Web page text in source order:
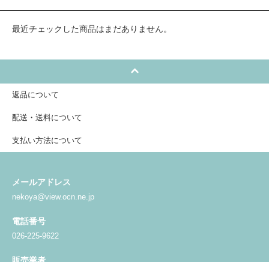
最近チェックした商品はまだありません。
返品について
配送・送料について
支払い方法について
メールアドレス
nekoya@view.ocn.ne.jp
電話番号
026-225-9622